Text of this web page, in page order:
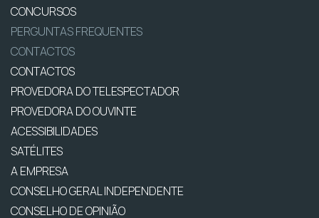
CONCURSOS
PERGUNTAS FREQUENTES
CONTACTOS
CONTACTOS
PROVEDORA DO TELESPECTADOR
PROVEDORA DO OUVINTE
ACESSIBILIDADES
SATÉLITES
A EMPRESA
CONSELHO GERAL INDEPENDENTE
CONSELHO DE OPINIÃO